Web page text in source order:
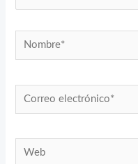
Nombre*
Correo
electrónico*
Web